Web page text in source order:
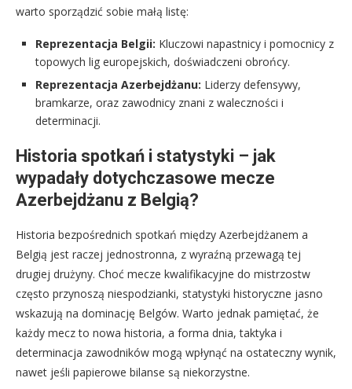
warto sporządzić sobie małą listę:
Reprezentacja Belgii: Kluczowi napastnicy i pomocnicy z
topowych lig europejskich, doświadczeni obrońcy.
Reprezentacja Azerbejdżanu: Liderzy defensywy,
bramkarze, oraz zawodnicy znani z waleczności i
determinacji.
Historia spotkań i statystyki – jak
wypadały dotychczasowe mecze
Azerbejdżanu z Belgią?
Historia bezpośrednich spotkań między Azerbejdżanem a
Belgią jest raczej jednostronna, z wyraźną przewagą tej
drugiej drużyny. Choć mecze kwalifikacyjne do mistrzostw
często przynoszą niespodzianki, statystyki historyczne jasno
wskazują na dominację Belgów. Warto jednak pamiętać, że
każdy mecz to nowa historia, a forma dnia, taktyka i
determinacja zawodników mogą wpłynąć na ostateczny wynik,
nawet jeśli papierowe bilanse są niekorzystne.